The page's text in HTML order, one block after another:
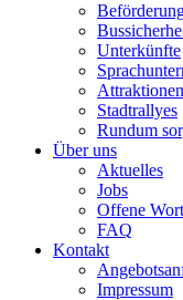
Unterkünfte
Attraktionen
Stadtrallyes
Rundum
Über uns
Aktuelles
Jobs
Offene
FAQ
Kontakt
Impressum